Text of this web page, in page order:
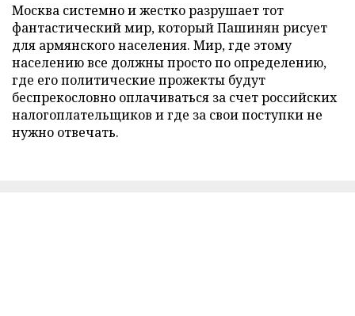
Москва системно и жестко разрушает тот
фантастический мир, который Пашинян рисует
для армянского населения. Мир, где этому
населению все должны просто по определению,
где его политические прожекты будут
беспрекословно оплачиваться за счет российских
налогоплательщиков и где за свои поступки не
нужно отвечать.